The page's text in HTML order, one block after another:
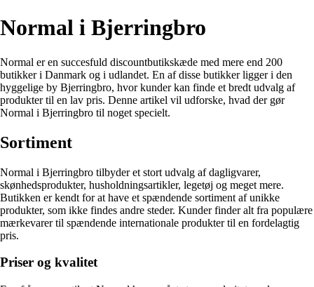
Normal i Bjerringbro
Normal er en succesfuld discountbutikskæde med mere end 200
butikker i Danmark og i udlandet. En af disse butikker ligger i den
hyggelige by Bjerringbro, hvor kunder kan finde et bredt udvalg af
produkter til en lav pris. Denne artikel vil udforske, hvad der gør
Normal i Bjerringbro til noget specielt.
Sortiment
Normal i Bjerringbro tilbyder et stort udvalg af dagligvarer,
skønhedsprodukter, husholdningsartikler, legetøj og meget mere.
Butikken er kendt for at have et spændende sortiment af unikke
produkter, som ikke findes andre steder. Kunder finder alt fra populære
mærkevarer til spændende internationale produkter til en fordelagtig
pris.
Priser og kvalitet